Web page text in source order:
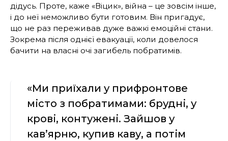
дідусь. Проте, каже «Віцик», війна – це зовсім інше,
і до неї неможливо бути готовим. Він пригадує,
що не раз переживав дуже важкі емоційні стани.
Зокрема після однієї евакуації, коли довелося
бачити на власні очі загибель побратимів.
«Ми приїхали у прифронтове
місто з побратимами: брудні, у
крові, контужені. Зайшов у
кав’ярню, купив каву, а потім